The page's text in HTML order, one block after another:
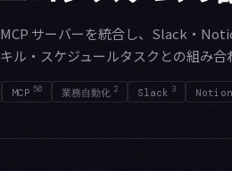
サーバーを統合し、Slack・
ル・スケジュールタスクとの組み合
MCP 50 業務自動化 2 Slack 3 Notion